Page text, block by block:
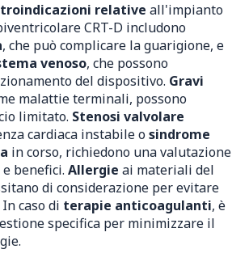
relative all'impianto
CRT-D includono
, che può complicare la guarigione, e
venoso, che possono
del dispositivo. Gravi
malattie terminali, possono
limitato. Stenosi valvolare
cardiaca instabile osindrome
in corso, richiedono una valutazione
benefici. Allergie ai materiali del
di considerazione per evitare
caso di terapie anticoagulanti, è
specifica per minimizzare il